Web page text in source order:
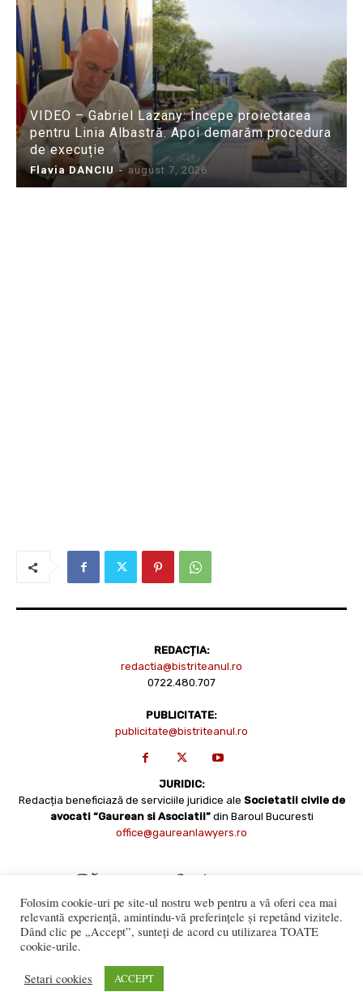
VIDEO – Gabriel Lazany: Începe proiectarea
pentru Linia Albastră. Apoi demarăm procedura
de execuție
Flavia DANCIU - august 7, 2026
REDACȚIA:
redactia@bistriteanul.ro
0722.480.707
PUBLICITATE:
publicitate@bistriteanul.ro
JURIDIC:
Redacția beneficiază de serviciile juridice ale Societatii civile de
avocati “Gaurean si Asociatii” din Baroul Bucuresti
office@gaureanlawyers.ro
numai cu acordul expres al Bistriteanul.Ro. © Copyright 2008 -
Folosim cookie-uri pe site-ul nostru web pentru a vă oferi cea mai
relevantă experiență, amintindu-vă preferințele și repetând vizitele.
Dând clic pe „Accept”, sunteți de acord cu utilizarea TOATE
cookie-urile.
Setari cookies ACCEPT